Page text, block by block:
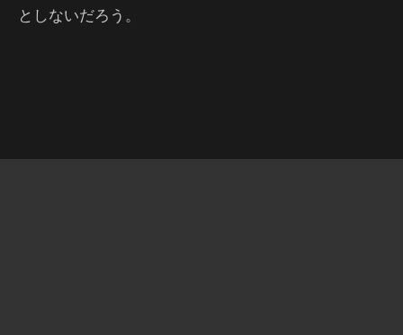
としないだろう。